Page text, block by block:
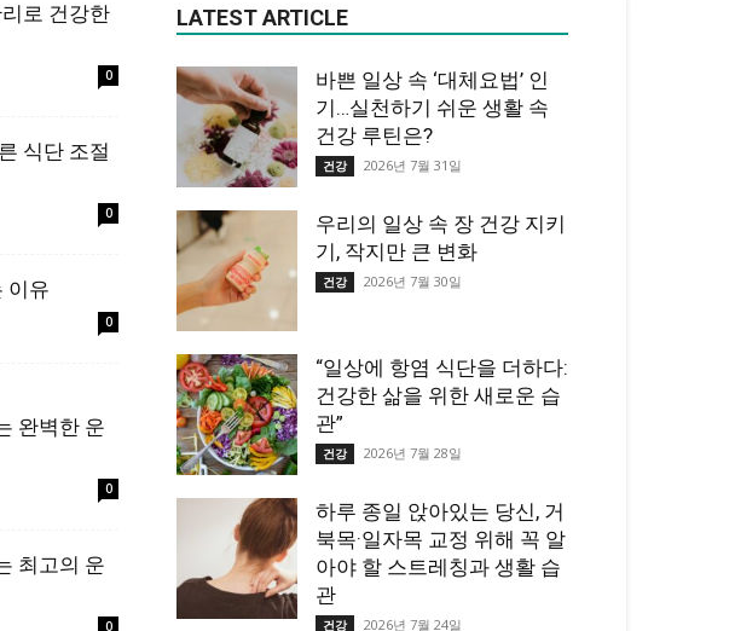
로 건강한
0
식단 조절
0
이유
0
완벽한 운
0
최고의 운
0
LATEST ARTICLE
바쁜 일상 속 ‘대체요법’ 인
기…실천하기 쉬운 생활 속
건강 루틴은?
건강 2026년 7월 31일
우리의 일상 속 장 건강 지키
기, 작지만 큰 변화
건강 2026년 7월 30일
“일상에 항염 식단을 더하다:
건강한 삶을 위한 새로운 습
관”
건강 2026년 7월 28일
하루 종일 앉아있는 당신, 거
북목·일자목 교정 위해 꼭 알
아야 할 스트레칭과 생활 습
관
건강 2026년 7월 24일